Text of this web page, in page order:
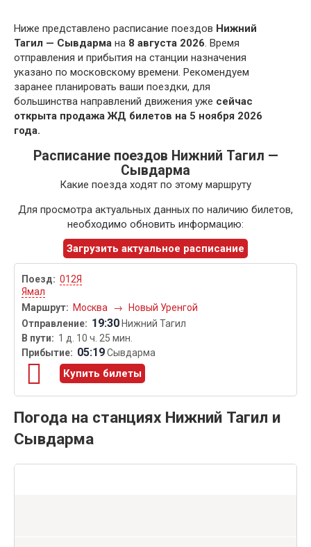
Ниже представлено расписание поездов Нижний
Тагил — Сывдарма на 8 августа 2026. Время
отправления и прибытия на станции назначения
указано по московскому времени. Рекомендуем
заранее планировать ваши поездки, для
большинства направлений движения уже сейчас
открыта продажа ЖД билетов на 5 ноября 2026
года.
Расписание поездов Нижний Тагил —
Сывдарма
Какие поезда ходят по этому маршруту
Для просмотра актуальных данных по наличию билетов,
необходимо обновить информацию:
Загрузить актуальное расписание
012Я
Ямал
Москва
→ Новый Уренгой
19:30 Нижний Тагил
1 д. 10 ч. 25 мин.
05:19Сывдарма
Купить билеты
Погода на станциях Нижний Тагил и
Сывдарма